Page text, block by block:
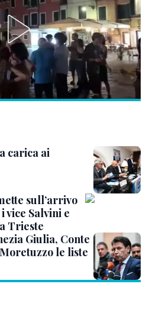
carica ai
sull’arrivo
vice Salvini e
Trieste
Giulia, Conte
le liste